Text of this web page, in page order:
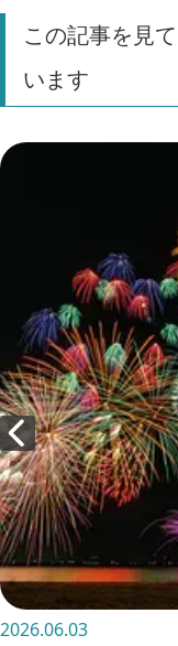
この記事を見
います
2026.06.03